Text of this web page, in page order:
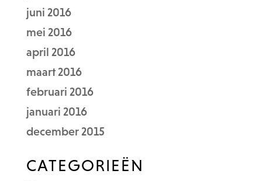
juni 2016
mei 2016
april 2016
maart 2016
februari 2016
januari 2016
december 2015
CATEGORIEËN